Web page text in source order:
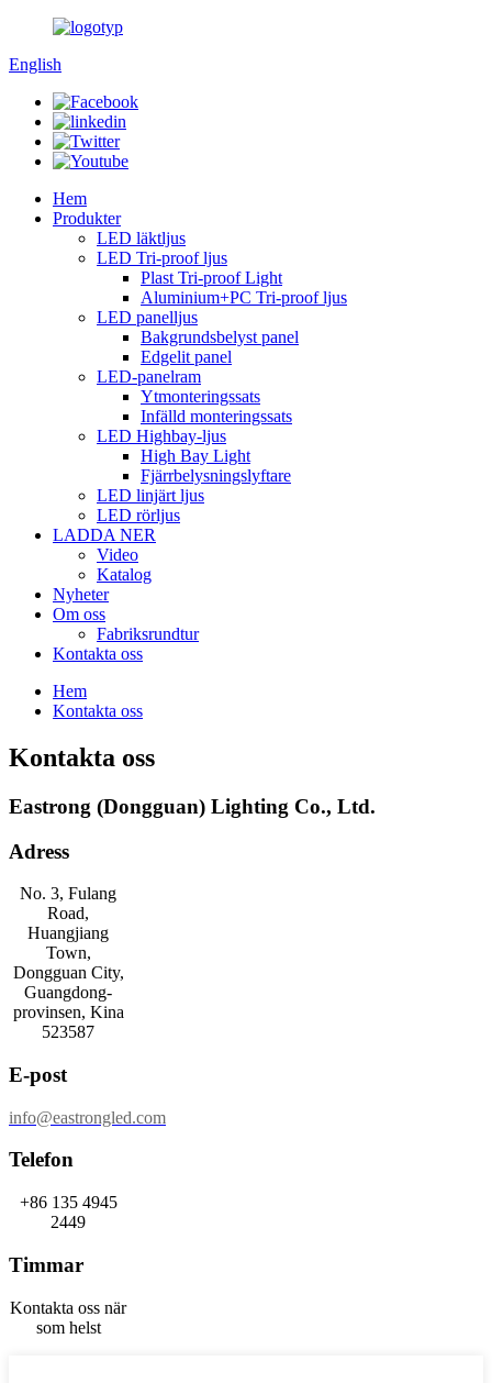
English
Hem
Produkter
LED läktljus
LED Tri-proof ljus
Plast Tri-proof Light
Aluminium+PC Tri-proof ljus
LED panelljus
Bakgrundsbelyst panel
Edgelit panel
LED-panelram
Ytmonteringssats
Infälld monteringssats
LED Highbay-ljus
High Bay Light
Fjärrbelysningslyftare
LED linjärt ljus
LED rörljus
LADDA NER
Video
Katalog
Nyheter
Om oss
Fabriksrundtur
Kontakta oss
Hem
Kontakta oss
Kontakta oss
Eastrong (Dongguan) Lighting Co., Ltd.
Adress
No. 3, Fulang
Road,
Huangjiang
Town,
Dongguan City,
Guangdong-
provinsen, Kina
523587
E-post
info@eastrongled.com
Telefon
+86 135 4945
2449
Timmar
Kontakta oss när
som helst